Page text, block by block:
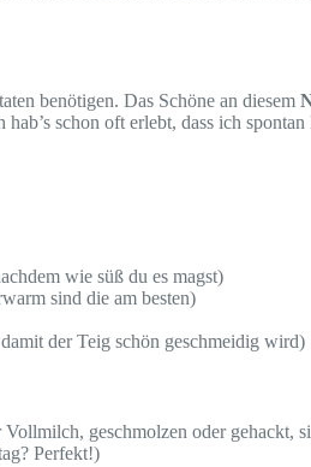
benötigen. Das Schöne an diesem
schon oft erlebt, dass ich
wie süß du es magst)
sind die am besten)
der Teig schön geschmeidig wird)
geschmolzen oder gehackt,
Perfekt!)